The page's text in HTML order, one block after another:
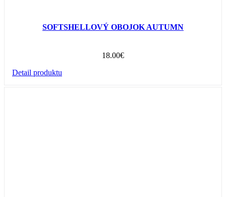
SOFTSHELLOVÝ OBOJOK AUTUMN
18.00€
Detail produktu